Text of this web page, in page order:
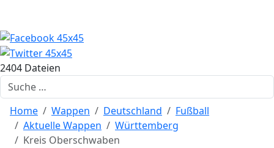
2404 Dateien
Suchen
Home Wappen Deutschland
Fußball
Aktuelle Wappen
Württemberg
Kreis Oberschwaben